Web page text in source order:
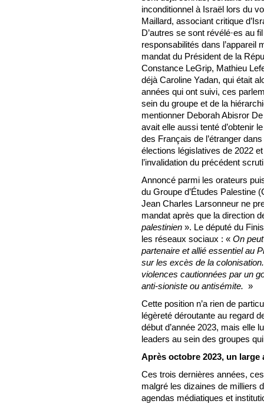
inconditionnel à Israël lors du
Maillard, associant critique
D’autres se sont révélé·es au
responsabilités dans l’appareil
mandat du Président de la
Constance LeGrip, Mathieu
déjà Caroline Yadan, qui était
années qui ont suivi, ces
sein du groupe et de la
mentionner Deborah Abisror
avait elle aussi tenté d’obtenir
des Français de l’étranger
élections législatives de 2022
l’invalidation du précédent
Annoncé parmi les orateurs
du Groupe d’Études Palestine
Jean Charles Larsonneur ne
mandat après que la direction
palestinien ». Le député du
les réseaux sociaux : « On
partenaire et allié essentiel au
sur les excès de la
violences cautionnées par un
anti-sioniste ou antisémite. »
Cette position n’a rien de
légèreté déroutante au regard
début d’année 2023, mais elle
leaders au sein des groupes
Après octobre 2023, un
Ces trois dernières années,
malgré les dizaines de milliers
agendas médiatiques et